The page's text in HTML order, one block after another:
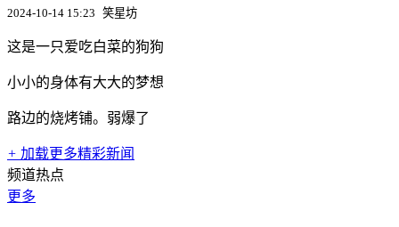
2024-10-14 15:23 笑星坊
这是一只爱吃白菜的狗狗
小小的身体有大大的梦想
路边的烧烤铺。弱爆了
+ 加载更多精彩新闻
频道热点
更多